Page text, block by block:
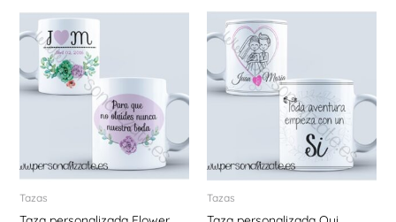
Tazas Tazas